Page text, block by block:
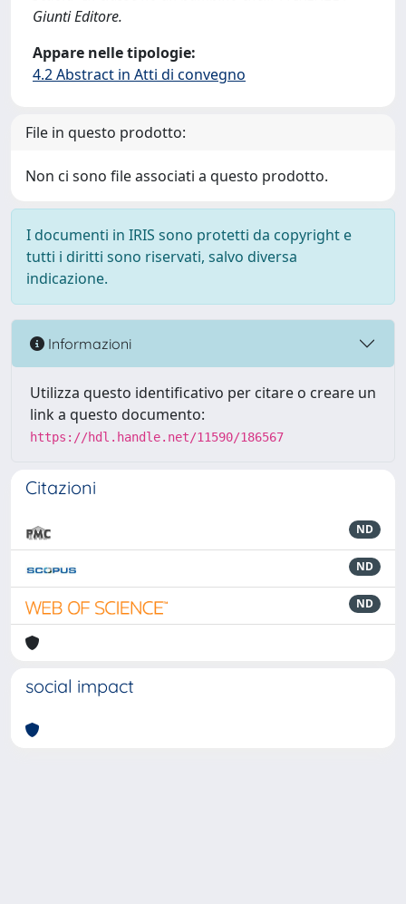
Giunti Editore.
Appare nelle tipologie:
4.2 Abstract in Atti di convegno
File in questo prodotto:
Non ci sono file associati a questo prodotto.
I documenti in IRIS sono protetti da copyright e
tutti i diritti sono riservati, salvo diversa
indicazione.
Informazioni
Utilizza questo identificativo per citare o creare un
link a questo documento:
https://hdl.handle.net/11590/186567
Citazioni
ND
ND
ND
social impact